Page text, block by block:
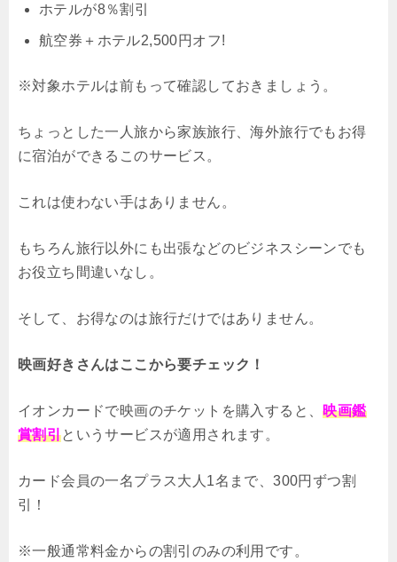
ホテルが8％割引
航空券＋ホテル2,500円オフ!
※対象ホテルは前もって確認しておきましょう。
ちょっとした一人旅から家族旅行、海外旅行でもお得
に宿泊ができるこのサービス。
これは使わない手はありません。
もちろん旅行以外にも出張などのビジネスシーンでも
お役立ち間違いなし。
そして、お得なのは旅行だけではありません。
映画好きさんはここから要チェック！
イオンカードで映画のチケットを購入すると、映画鑑
賞割引というサービスが適用されます。
カード会員の一名プラス大人1名まで、300円ずつ割
引！
※一般通常料金からの割引のみの利用です。